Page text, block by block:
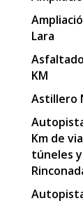
Lara
KM
Astillero
Km de
túneles